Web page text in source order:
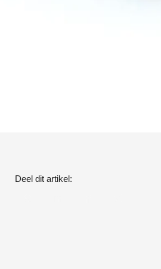
Deel dit artikel: